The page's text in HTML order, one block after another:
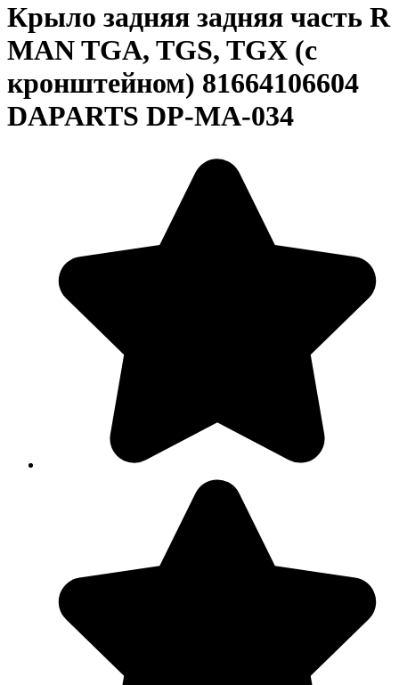
Крыло задняя задняя часть R
MAN TGA, TGS, TGX (с
кронштейном) 81664106604
DAPARTS DP-MA-034